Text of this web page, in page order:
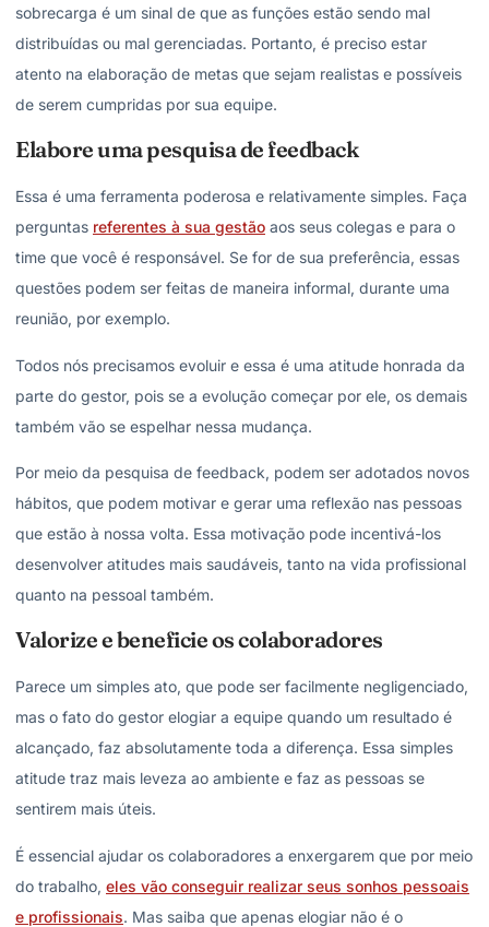
sobrecarga é um sinal de que as funções estão sendo mal
distribuídas ou mal gerenciadas. Portanto, é preciso estar
atento na elaboração de metas que sejam realistas e possíveis
de serem cumpridas por sua equipe.
Elabore uma pesquisa de feedback
Essa é uma ferramenta poderosa e relativamente simples. Faça
perguntas referentes à sua gestão aos seus colegas e para o
time que você é responsável. Se for de sua preferência, essas
questões podem ser feitas de maneira informal, durante uma
reunião, por exemplo.
Todos nós precisamos evoluir e essa é uma atitude honrada da
parte do gestor, pois se a evolução começar por ele, os demais
também vão se espelhar nessa mudança.
Por meio da pesquisa de feedback, podem ser adotados novos
hábitos, que podem motivar e gerar uma reflexão nas pessoas
que estão à nossa volta. Essa motivação pode incentivá-los
desenvolver atitudes mais saudáveis, tanto na vida profissional
quanto na pessoal também.
Valorize e beneficie os colaboradores
Parece um simples ato, que pode ser facilmente negligenciado,
mas o fato do gestor elogiar a equipe quando um resultado é
alcançado, faz absolutamente toda a diferença. Essa simples
atitude traz mais leveza ao ambiente e faz as pessoas se
sentirem mais úteis.
É essencial ajudar os colaboradores a enxergarem que por meio
do trabalho, eles vão conseguir realizar seus sonhos pessoais
e profissionais. Mas saiba que apenas elogiar não é o